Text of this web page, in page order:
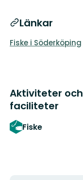
Länkar
Fiske i Söderköping
Aktiviteter och
faciliteter
Fiske